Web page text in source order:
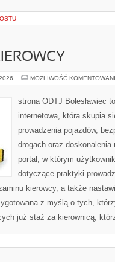
MOŻLIWOŚĆ
strona ODTJ Bolesławiec
internetowa, która skupia
prowadzenia pojazdów,
drogach oraz
portal, w którym
dotyczące praktyki
kierowcy, a także
z myślą o tych,
już staż za kierownicą,